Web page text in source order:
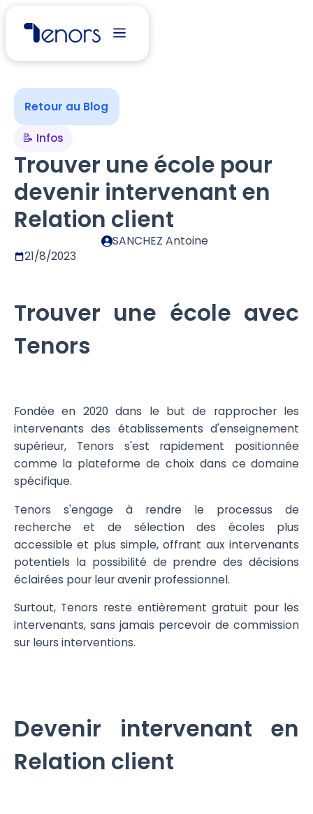
Retour au Blog
📝 Infos
Trouver une école pour
devenir intervenant en
Relation client
SANCHEZ Antoine
21/8/2023
Trouver une école avec
Tenors
Fondée en 2020 dans le but de rapprocher les
intervenants des établissements d'enseignement
supérieur, Tenors s'est rapidement positionnée
comme la plateforme de choix dans ce domaine
spécifique.
Tenors s'engage à rendre le processus de
recherche et de sélection des écoles plus
accessible et plus simple, offrant aux intervenants
potentiels la possibilité de prendre des décisions
éclairées pour leur avenir professionnel.
Surtout, Tenors reste entièrement gratuit pour les
intervenants, sans jamais percevoir de commission
sur leurs interventions.
Devenir intervenant en
Relation client